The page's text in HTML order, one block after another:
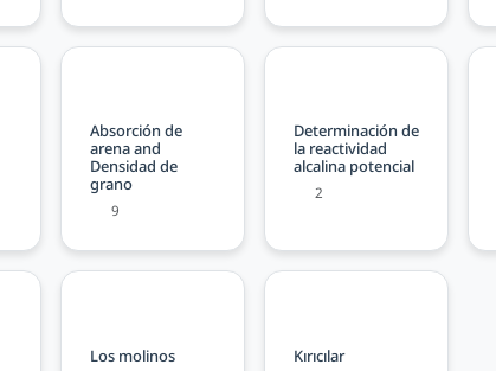
Absorción de
arena and
Densidad de
grano
9
Determinación de
la reactividad
alcalina potencial
2
Los molinos Kırıcılar